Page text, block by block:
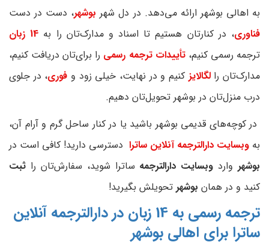
به اهالی بوشهر ارائه می‌دهد. در دل شهر بوشهر، دست در دست
فناوری، در کنارتان هستیم تا اسناد و مدارک‌تان را به 14 زبان
ترجمه رسمی کنیم،تأییدات ترجمه رسمی را برای‌تان دریافت کنیم،
مدارک‌تان رالگالایز کنیم و در نهایت، خیلی زود و فوری، در جلوی
درب منزل‌تان در بوشهر تحویل‌تان دهیم.
در کوچه‌های قدیمی بوشهر باشید یا در کنار ساحل گرم و آرام آن،
به وبسایت دارالترجمه آنلاین ساترا دسترسی دارید! کافی است در
بوشهر وارد وبسایت دارالترجمه ساترا شوید، سفارش‌تان را ثبت
کنید و در همان بوشهر تحویلش بگیرید!
ترجمه رسمی به 14 زبان در دارالترجمه آنلاین
ساترا برای اهالی بوشهر